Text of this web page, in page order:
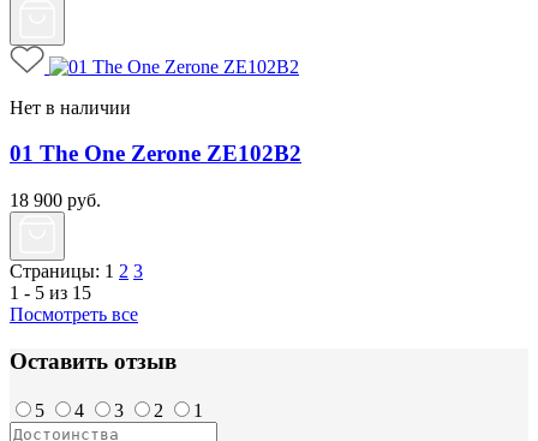
Нет в наличии
01 The One Zerone ZE102B2
18 900 руб.
Страницы: 1 2 3
1 - 5 из 15
Посмотреть все
Оставить отзыв
5 4 3 2 1